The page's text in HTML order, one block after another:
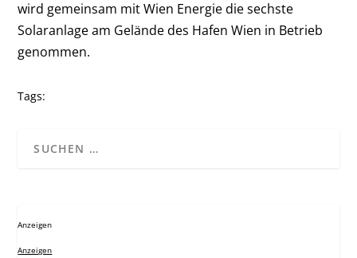
wird gemeinsam mit Wien Energie die sechste
Solaranlage am Gelände des Hafen Wien in Betrieb
genommen.
Tags:
Anzeigen
Anzeigen